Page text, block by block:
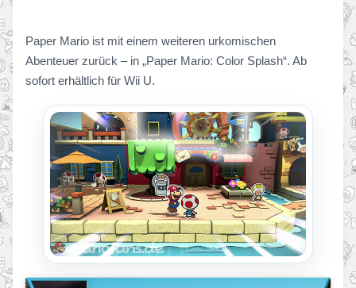
Paper Mario ist mit einem weiteren urkomischen
Abenteuer zurück – in „Paper Mario: Color Splash“. Ab
sofort erhältlich für Wii U.